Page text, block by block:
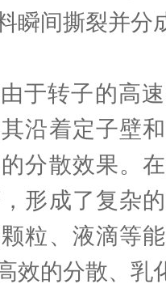
瞬间撕裂并分
转子的高速
沿着定子壁
分散效果。
形成了复杂
粒、液滴等
效的分散、乳